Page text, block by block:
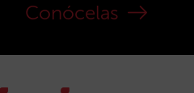
Conócelas